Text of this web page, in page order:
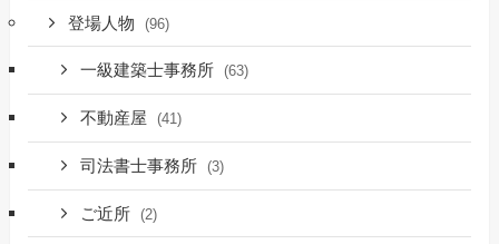
登場人物 (96)
一級建築士事務所 (63)
不動産屋 (41)
司法書士事務所 (3)
ご近所 (2)